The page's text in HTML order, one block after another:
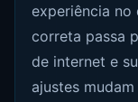
experiência no
correta passa
de internet e
ajustes